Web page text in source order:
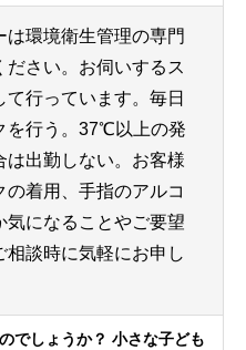
は環境衛生管理の専門
さい。お伺いするス
行っています。毎日
を行う。37℃以上の発
は出勤しない。お客様
着用、手指のアルコ
気になることやご要望
談時に気軽にお申し
でしょうか？ 小さな子ども